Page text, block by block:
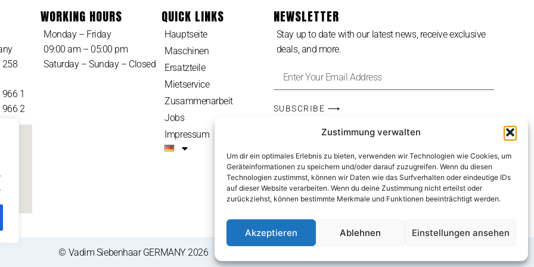
Zustimmung verwalten
Um dir ein optimales Erlebnis zu bieten, verwenden wir Technologien wie Cookies, um
Geräteinformationen zu speichern und/oder darauf zuzugreifen. Wenn du diesen
Technologien zustimmst, können wir Daten wie das Surfverhalten oder eindeutige IDs
auf dieser Website verarbeiten. Wenn du deine Zustimmung nicht erteilst oder
zurückziehst, können bestimmte Merkmale und Funktionen beeinträchtigt werden.
Akzeptieren Ablehnen Einstellungen ansehen
258
1
966 2
WORKING HOURS
Monday – Friday
09:00 am – 05:00 pm
Saturday – Sunday – Closed
QUICK LINKS
Hauptseite
Maschinen
Ersatzteile
Mietservice
Zusammenarbeit
Jobs
Impressum
NEWSLETTER
Stay up to date with our latest news, receive exclusive
deals, and more.
SUBSCRIBE ⟶
© Vadim Siebenhaar GERMANY 2026